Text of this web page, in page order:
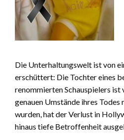
Die Unterhaltungswelt ist von
erschüttert: Die Tochter eines
renommierten Schauspielers
genauen Umstände ihres
wurden, hat der Verlust in
hinaus tiefe Betroffenheit